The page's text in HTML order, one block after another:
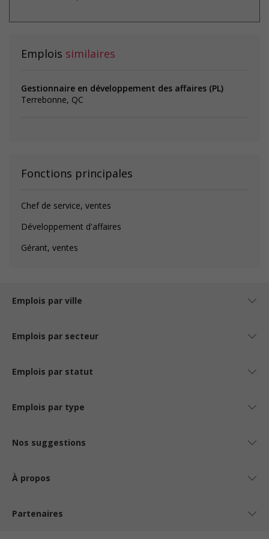
et internationale et doit être en mesure d’offrir des services en
dans les dossiers
Emplois similaires
Gestionnaire en développement des affaires (PL)
Terrebonne, QC
Fonctions principales
Chef de service, ventes
Développement d'affaires
Gérant, ventes
Emplois par ville
Emplois par secteur
Emplois par statut
Emplois par type
Nos suggestions
À propos
Partenaires